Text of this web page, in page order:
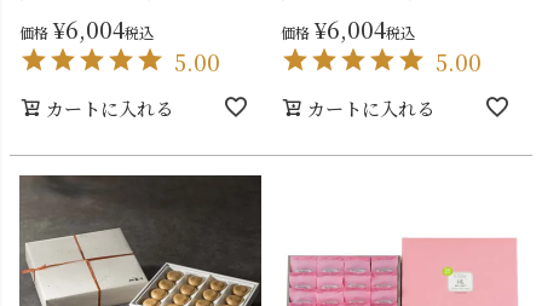
価格 ¥6,004税込
5.00
カートに入れる
価格 ¥6,004税込
5.00
カートに入れる